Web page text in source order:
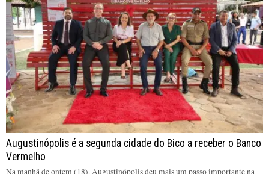
Augustinópolis é a segunda cidade do Bico a receber o Banco
Vermelho
Na manhã de ontem (18), Augustinópolis deu mais um passo importante na